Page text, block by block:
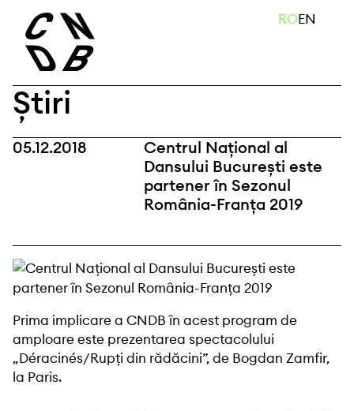
content
caută ROEN
Știri
05.12.2018
Centrul Național al
Dansului București este
partener în Sezonul
România-Franța 2019
Prima implicare a CNDB în acest program de
amploare este prezentarea spectacolului
„Déracinés/Rupți din rădăcini”, de Bogdan Zamfir,
la Paris.